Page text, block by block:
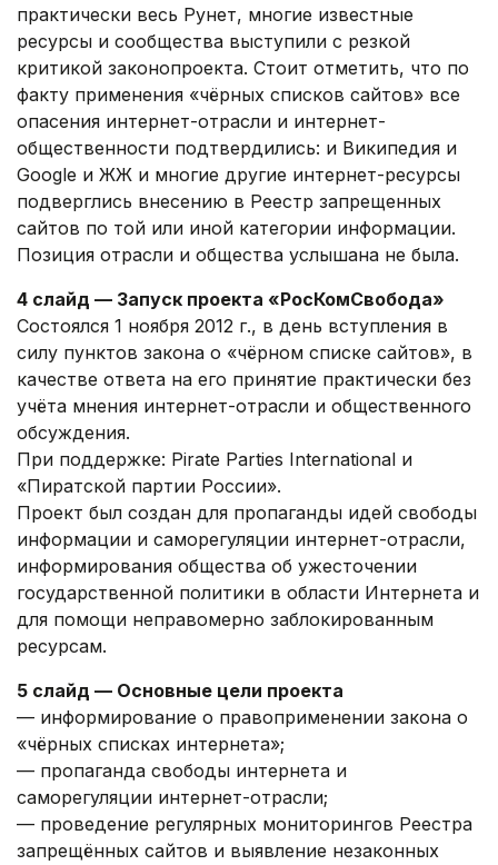
практически весь Рунет, многие известные
ресурсы и сообщества выступили с резкой
критикой законопроекта. Стоит отметить, что по
факту применения «чёрных списков сайтов» все
опасения интернет-отрасли и интернет-
общественности подтвердились: и Википедия и
Google и ЖЖ и многие другие интернет-ресурсы
подверглись внесению в Реестр запрещенных
сайтов по той или иной категории информации.
Позиция отрасли и общества услышана не была.
4 слайд — Запуск проекта «РосКомСвобода»
Состоялся 1 ноября 2012 г., в день вступления в
силу пунктов закона о «чёрном списке сайтов», в
качестве ответа на его принятие практически без
учёта мнения интернет-отрасли и общественного
обсуждения.
При поддержке: Pirate Parties International и
«Пиратской партии России».
Проект был создан для пропаганды идей свободы
информации и саморегуляции интернет-отрасли,
информирования общества об ужесточении
государственной политики в области Интернета и
для помощи неправомерно заблокированным
ресурсам.
5 слайд — Основные цели проекта
— информирование о правоприменении закона о
«чёрных списках интернета»;
— пропаганда свободы интернета и
саморегуляции интернет-отрасли;
— проведение регулярных мониторингов Реестра
запрещённых сайтов и выявление незаконных